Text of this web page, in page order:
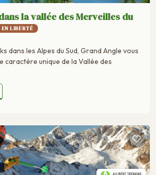
la vallée des Merveilles du
EN LIBERTÉ
dans les Alpes du Sud, Grand Angle vous
caractère unique de la Vallée des